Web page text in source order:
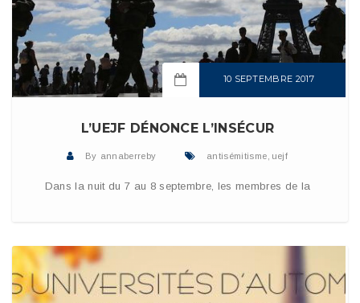
10 SEPTEMBRE 2017
L’UEJF DÉNONCE L’INSÉCUR
By annaberreby antisémitisme uejf
Dans la nuit du 7 au 8 septembre, les membres de la